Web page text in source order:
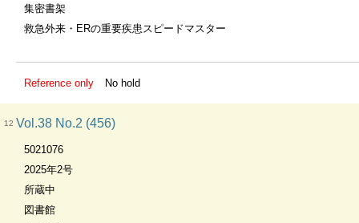
集密書架
救急外来・ERの重要疾患スピードマスター
Reference only No hold
12 Vol.38 No.2 (456)
5021076
2025年2号
所蔵中
図書館